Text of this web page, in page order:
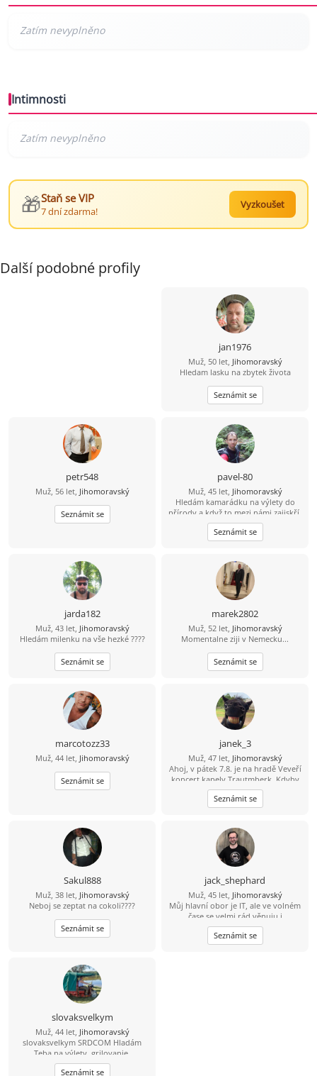
Intimnosti
🎁Staň se VIP
7 dní zdarma!
Vyzkoušet
Další podobné profily
jan1976
Muž, 50 let, Jihomoravský
Hledam lasku na zbytek života
Seznámit se
petr548
Muž, 56 let, Jihomoravský
Seznámit se
pavel-80
Muž, 45 let, Jihomoravský
Hledám kamarádku na výlety do
přírody a když to mezi námi zajiskří,
tak můžeme zkusit společnou cestu
životem.
Seznámit se
jarda182
Muž, 43 let, Jihomoravský
Hledám milenku na vše hezké ????
Seznámit se
marek2802
Muž, 52 let, Jihomoravský
Momentalne ziji v Nemecku...
Seznámit se
marcotozz33
Muž, 44 let, Jihomoravský
Seznámit se
janek_3
Muž, 47 let, Jihomoravský
Ahoj, v pátek 7.8. je na hradě Veveří
koncert kapely Trautmberk. Kdyby
se Ti chtělo, tak mám na Wats Appu
čerstvou fotku :-) 773 908 225 Jan
Seznámit se
Sakul888
Muž, 38 let, Jihomoravský
Neboj se zeptat na cokoli????
Seznámit se
jack_shephard
Muž, 45 let, Jihomoravský
Můj hlavní obor je IT, ale ve volném
čase se velmi rád věnuju i
humanitnějším věcem. Čas od času si
rád zasportuju či zahraju na kytaru.
Hledám někoho sympatického s
Seznámit se
slovaksvelkym
Muž, 44 let, Jihomoravský
slovaksvelkym SRDCOM Hladám
Teba na výlety, grilovanie,
spoločnosť pri každodenných
Seznámit se